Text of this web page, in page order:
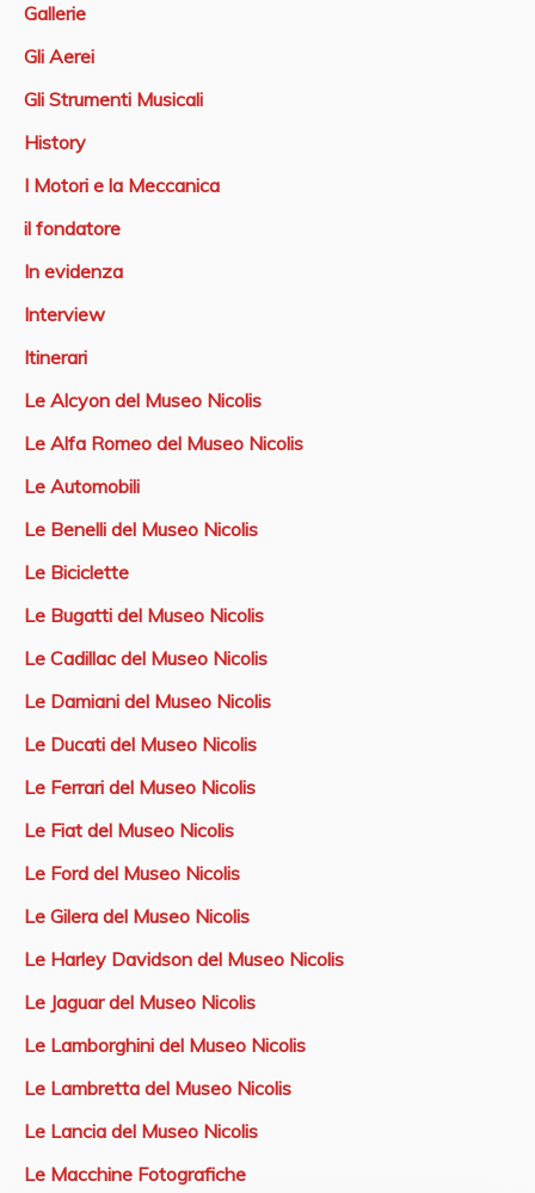
Gallerie
Gli Aerei
Gli Strumenti Musicali
History
I Motori e la Meccanica
il fondatore
In evidenza
Interview
Itinerari
Le Alcyon del Museo Nicolis
Le Alfa Romeo del Museo Nicolis
Le Automobili
Le Benelli del Museo Nicolis
Le Biciclette
Le Bugatti del Museo Nicolis
Le Cadillac del Museo Nicolis
Le Damiani del Museo Nicolis
Le Ducati del Museo Nicolis
Le Ferrari del Museo Nicolis
Le Fiat del Museo Nicolis
Le Ford del Museo Nicolis
Le Gilera del Museo Nicolis
Le Harley Davidson del Museo Nicolis
Le Jaguar del Museo Nicolis
Le Lamborghini del Museo Nicolis
Le Lambretta del Museo Nicolis
Le Lancia del Museo Nicolis
Le Macchine Fotografiche